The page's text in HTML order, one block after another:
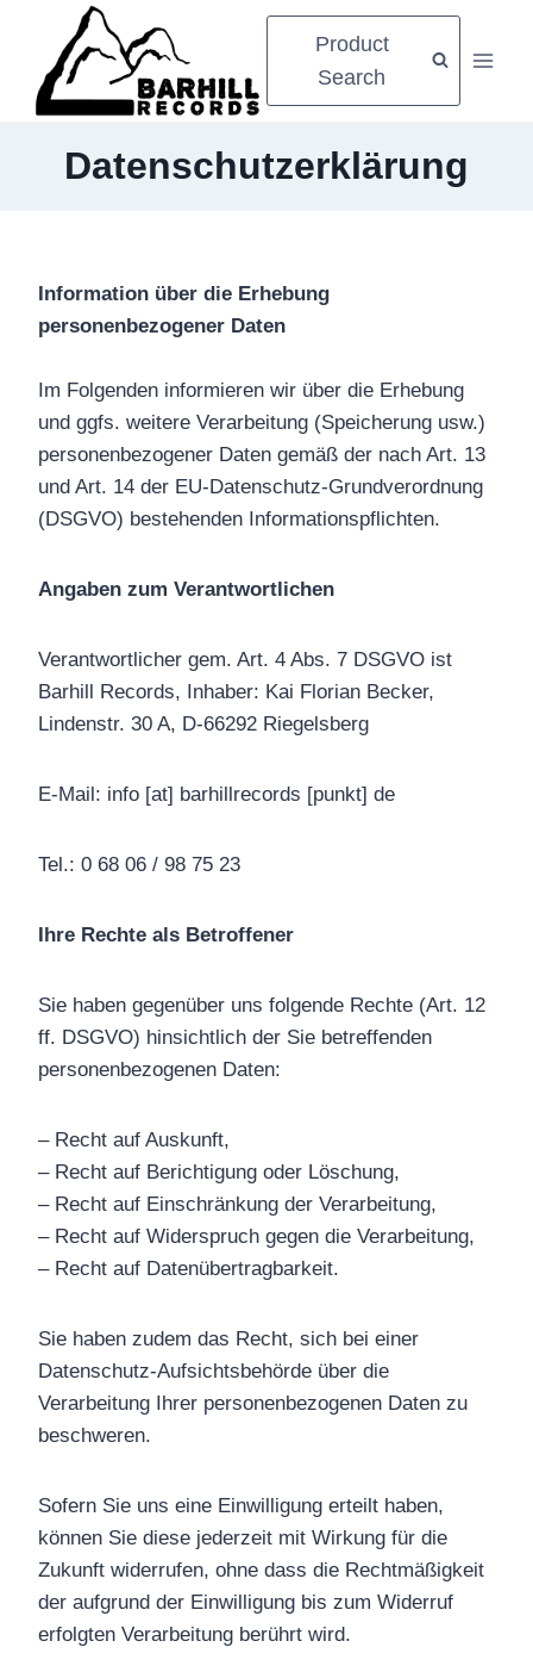
springen
Product
Search
Datenschutzerklärung
Information über die Erhebung
personenbezogener Daten
Im Folgenden informieren wir über die Erhebung
und ggfs. weitere Verarbeitung (Speicherung usw.)
personenbezogener Daten gemäß der nach Art. 13
und Art. 14 der EU-Datenschutz-Grundverordnung
(DSGVO) bestehenden Informationspflichten.
Angaben zum Verantwortlichen
Verantwortlicher gem. Art. 4 Abs. 7 DSGVO ist
Barhill Records, Inhaber: Kai Florian Becker,
Lindenstr. 30 A, D-66292 Riegelsberg
E-Mail: info [at] barhillrecords [punkt] de
Tel.: 0 68 06 / 98 75 23
Ihre Rechte als Betroffener
Sie haben gegenüber uns folgende Rechte (Art. 12
ff. DSGVO) hinsichtlich der Sie betreffenden
personenbezogenen Daten:
– Recht auf Auskunft,
– Recht auf Berichtigung oder Löschung,
– Recht auf Einschränkung der Verarbeitung,
– Recht auf Widerspruch gegen die Verarbeitung,
– Recht auf Datenübertragbarkeit.
Sie haben zudem das Recht, sich bei einer
Datenschutz-Aufsichtsbehörde über die
Verarbeitung Ihrer personenbezogenen Daten zu
beschweren.
Sofern Sie uns eine Einwilligung erteilt haben,
können Sie diese jederzeit mit Wirkung für die
Zukunft widerrufen, ohne dass die Rechtmäßigkeit
der aufgrund der Einwilligung bis zum Widerruf
erfolgten Verarbeitung berührt wird.